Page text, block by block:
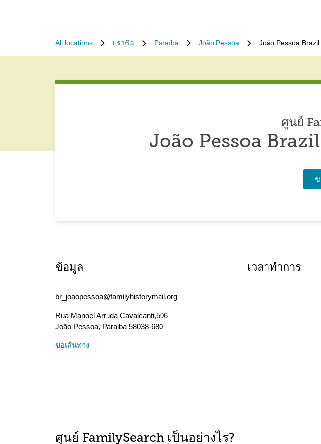
All locations บราซิล Paraíba João Pessoa João Pessoa
ศูนย์
João Pessoa
ข
ข้อมูล
br_joaopessoa@familyhistorymail.org
Rua Manoel Arruda Cavalcanti,506
João Pessoa, Paraiba 58038-680
ขอเส้นทาง
เวลาทำการ
ศูนย์ FamilySearch เป็นอย่างไร?